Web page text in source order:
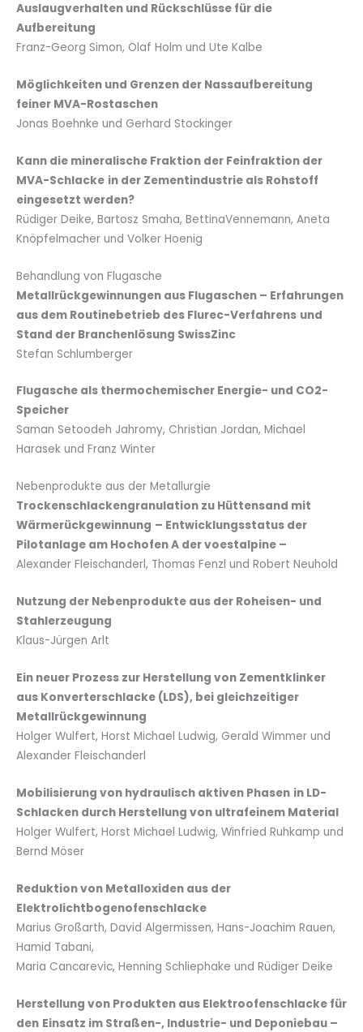
Auslaugverhalten und Rückschlüsse für die
Aufbereitung
Franz-Georg Simon, Olaf Holm und Ute Kalbe
Möglichkeiten und Grenzen der Nassaufbereitung
feiner MVA-Rostaschen
Jonas Boehnke und Gerhard Stockinger
Kann die mineralische Fraktion der Feinfraktion der
MVA-Schlacke in der Zementindustrie als Rohstoff
eingesetzt werden?
Rüdiger Deike, Bartosz Smaha, BettinaVennemann, Aneta
Knöpfelmacher und Volker Hoenig
Behandlung von Flugasche
Metallrückgewinnungen aus Flugaschen – Erfahrungen
aus dem Routinebetrieb des Flurec-Verfahrens und
Stand der Branchenlösung SwissZinc
Stefan Schlumberger
Flugasche als thermochemischer Energie- und CO2-
Speicher
Saman Setoodeh Jahromy, Christian Jordan, Michael
Harasek und Franz Winter
Nebenprodukte aus der Metallurgie
Trockenschlackengranulation zu Hüttensand mit
Wärmerückgewinnung – Entwicklungsstatus der
Pilotanlage am Hochofen A der voestalpine –
Alexander Fleischanderl, Thomas Fenzl und Robert Neuhold
Nutzung der Nebenprodukte aus der Roheisen- und
Stahlerzeugung
Klaus-Jürgen Arlt
Ein neuer Prozess zur Herstellung von Zementklinker
aus Konverterschlacke (LDS), bei gleichzeitiger
Metallrückgewinnung
Holger Wulfert, Horst Michael Ludwig, Gerald Wimmer und
Alexander Fleischanderl
Mobilisierung von hydraulisch aktiven Phasen in LD-
Schlacken durch Herstellung von ultrafeinem Material
Holger Wulfert, Horst Michael Ludwig, Winfried Ruhkamp und
Bernd Möser
Reduktion von Metalloxiden aus der
Elektrolichtbogenofenschlacke
Marius Großarth, David Algermissen, Hans-Joachim Rauen,
Hamid Tabani,
Maria Cancarevic, Henning Schliephake und Rüdiger Deike
Herstellung von Produkten aus Elektroofenschlacke für
den Einsatz im Straßen-, Industrie- und Deponiebau –